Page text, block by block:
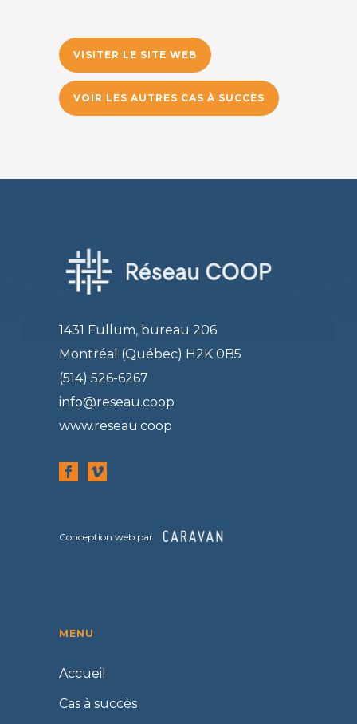
VISITER LE SITE WEB
VOIR LES AUTRES CAS À SUCCÈS
1431 Fullum, bureau 206
Montréal (Québec) H2K 0B5
(514) 526-6267
info@reseau.coop
www.reseau.coop
Conception web par
MENU
Accueil
Cas à succès